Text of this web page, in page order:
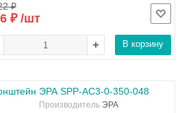
₽
₽ /шт
В корзину
ЭРА SPP-AC3-0-350-048
Производитель ЭРА